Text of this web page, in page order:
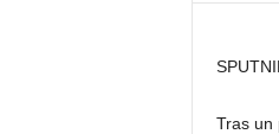
Tras un